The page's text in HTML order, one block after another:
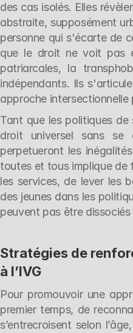
des cas isolés. Elles
abstraite, supposément
personne qui s'écarte de
que le droit ne voit pas
patriarcales, la
indépendants. Ils
approche intersectionnelle
Tant que les politiques
droit universel sans se
perpetueront les
toutes et tous implique de
les services, de lever les
des jeunes dans les
peuvent pas être
Stratégies de
à l’IVG
Pour promouvoir une
premier temps, de
s’entrecroisent selon